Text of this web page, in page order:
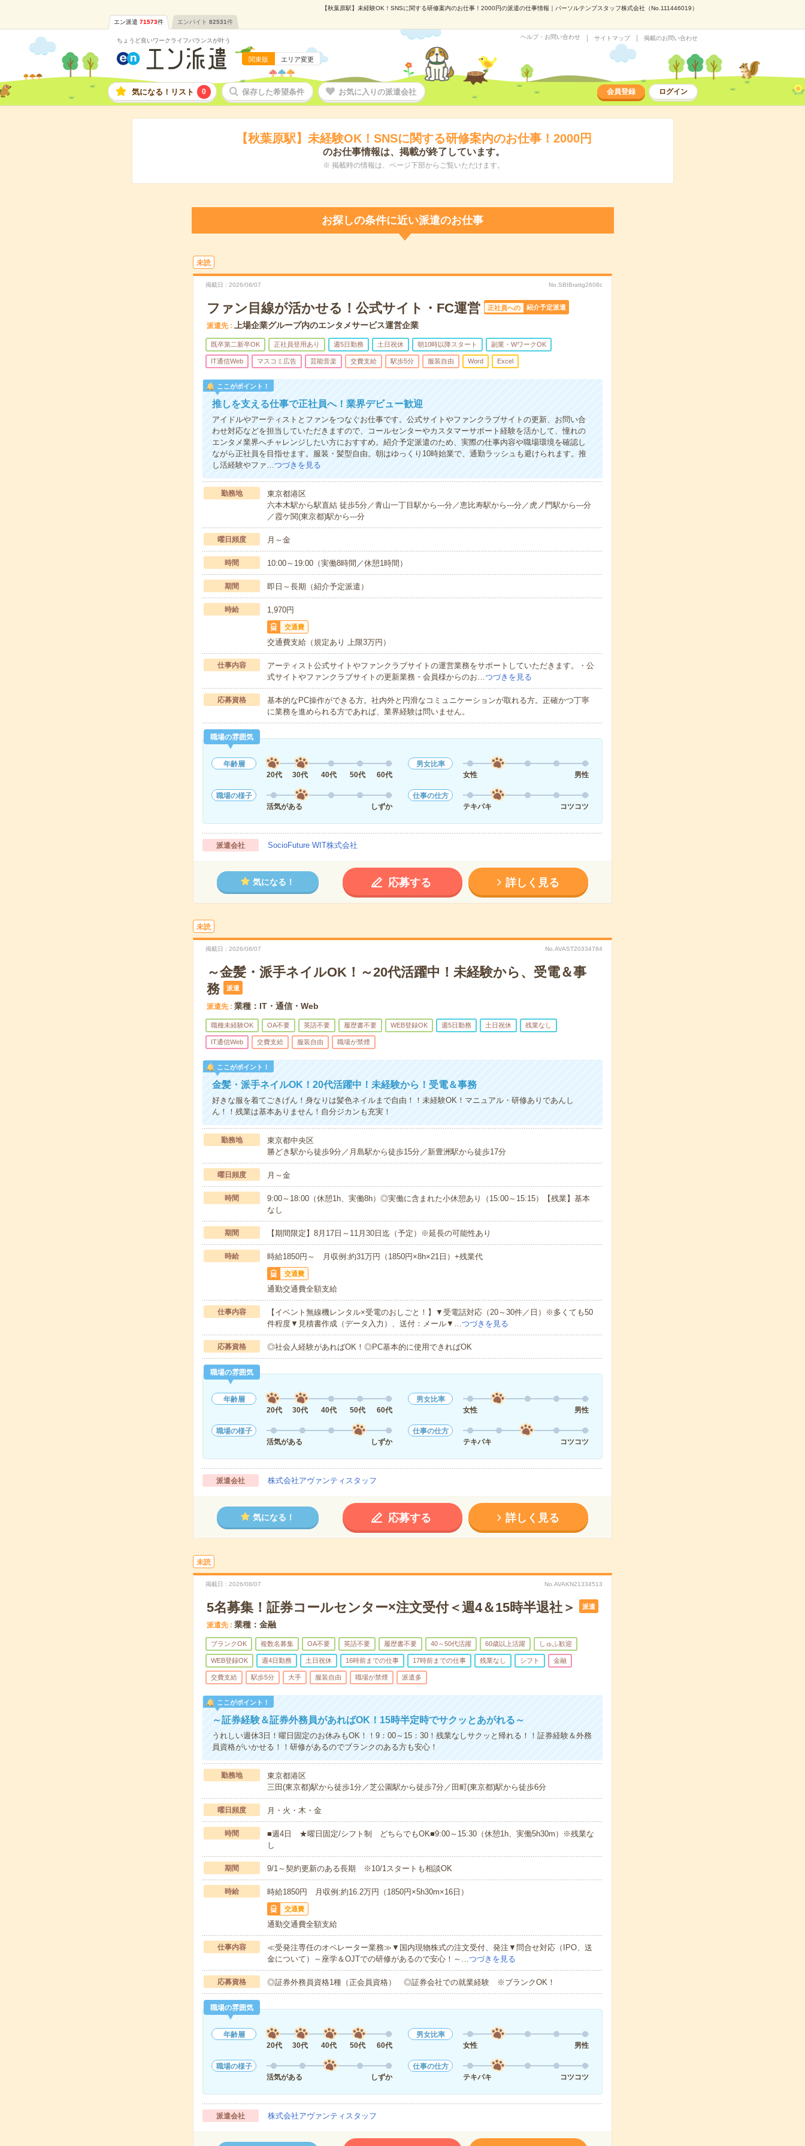
【秋葉原駅】未経験OK！SNSに関する研修案内のお仕事！2000円の派遣の仕事情報｜パーソルテンプスタッフ株式会社（No.111446019）
エン派遣 71573件 エンバイト 82531件
ちょうど良いワークライフバランスが叶う
関東版 エリア変更
ヘルプ・お問い合わせ サイトマップ 掲載のお問い合わせ
気になる！リスト 0 保存した希望条件 お気に入りの派遣会社 会員登録 ログイン
【秋葉原駅】未経験OK！SNSに関する研修案内のお仕事！2000円
のお仕事情報は、掲載が終了しています。
※ 掲載時の情報は、ページ下部からご覧いただけます。
お探しの条件に近い派遣のお仕事
未読
掲載日 2026/08/07 No.SBIBrattg2608c
ファン目線が活かせる！公式サイト・FC運営 正社員への 紹介予定派遣
派遣先 上場企業グループ内のエンタメサービス運営企業
既卒第二新卒OK 正社員登用あり 週5日勤務 土日祝休 朝10時以降スタート 副業・WワークOK
IT通信Web マスコミ広告 芸能音楽 交費支給 駅歩5分 服装自由 Word Excel
ここがポイント！
推しを支える仕事で正社員へ！業界デビュー歓迎
アイドルやアーティストとファンをつなぐお仕事です。公式サイトやファンクラブサイトの更新、お問い合
わせ対応などを担当していただきますので、コールセンターやカスタマーサポート経験を活かして、憧れの
エンタメ業界へチャレンジしたい方におすすめ。紹介予定派遣のため、実際の仕事内容や職場環境を確認し
ながら正社員を目指せます。服装・髪型自由。朝はゆっくり10時始業で、通勤ラッシュも避けられます。推
し活経験やファ…つづきを見る
勤務地
東京都港区
六本木駅から駅直結 徒歩5分／青山一丁目駅から---分／恵比寿駅から---分／虎ノ門駅から---分
／霞ケ関(東京都)駅から---分
曜日頻度 月～金
時間 10:00～19:00（実働8時間／休憩1時間）
期間 即日～長期（紹介予定派遣）
時給 1,970円
交通費
交通費支給（規定あり 上限3万円）
仕事内容
アーティスト公式サイトやファンクラブサイトの運営業務をサポートしていただきます。・公
式サイトやファンクラブサイトの更新業務・会員様からのお…つづきを見る
応募資格
基本的なPC操作ができる方。社内外と円滑なコミュニケーションが取れる方。正確かつ丁寧
に業務を進められる方であれば、業界経験は問いません。
職場の雰囲気
年齢層
20代
30代 40代 50代 60代
男女比率
女性
男性
職場の様子
活気がある
しずか
仕事の仕方
テキパキ
コツコツ
派遣会社 SocioFuture WIT株式会社
気になる！ 応募する 詳しく見る
未読
掲載日 2026/08/07 No.AVAST20334784
～金髪・派手ネイルOK！～20代活躍中！未経験から、受電＆事
務
派遣
派遣先 業種：IT・通信・Web
職種未経験OK OA不要 英語不要 履歴書不要 WEB登録OK 週5日勤務 土日祝休 残業なし
IT通信Web 交費支給 服装自由 職場が禁煙
ここがポイント！
金髪・派手ネイルOK！20代活躍中！未経験から！受電＆事務
好きな服を着てごきげん！身なりは髪色ネイルまで自由！！未経験OK！マニュアル・研修ありであんし
ん！！残業は基本ありません！自分ジカンも充実！
勤務地
東京都中央区
勝どき駅から徒歩9分／月島駅から徒歩15分／新豊洲駅から徒歩17分
曜日頻度 月～金
時間
9:00～18:00（休憩1h、実働8h）◎実働に含まれた小休憩あり（15:00～15:15）【残業】基本
なし
期間 【期間限定】8月17日～11月30日迄（予定）※延長の可能性あり
時給 時給1850円～ 月収例:約31万円（1850円×8h×21日）+残業代
交通費
通勤交通費全額支給
仕事内容
【イベント無線機レンタル×受電のおしごと！】▼受電話対応（20～30件／日）※多くても50
件程度▼見積書作成（データ入力）、送付：メール▼…つづきを見る
応募資格 ◎社会人経験があればOK！◎PC基本的に使用できればOK
職場の雰囲気
年齢層
20代
30代 40代 50代 60代
男女比率
女性
男性
職場の様子
活気がある
しずか
仕事の仕方
テキパキ
コツコツ
派遣会社 株式会社アヴァンティスタッフ
気になる！ 応募する 詳しく見る
未読
掲載日 2026/08/07 No.AVAKN21334513
5名募集！証券コールセンター×注文受付＜週4＆15時半退社＞ 派遣
派遣先 業種：金融
ブランクOK 複数名募集 OA不要 英語不要 履歴書不要 40～50代活躍 60歳以上活躍 しゅふ歓迎
WEB登録OK 週4日勤務 土日祝休 16時前までの仕事 17時前までの仕事 残業なし シフト 金融
交費支給 駅歩5分 大手 服装自由 職場が禁煙 派遣多
ここがポイント！
～証券経験＆証券外務員があればOK！15時半定時でサクッとあがれる～
うれしい週休3日！曜日固定のお休みもOK！！9：00～15：30！残業なしサクッと帰れる！！証券経験＆外務
員資格がいかせる！！研修があるのでブランクのある方も安心！
勤務地
東京都港区
三田(東京都)駅から徒歩1分／芝公園駅から徒歩7分／田町(東京都)駅から徒歩6分
曜日頻度 月・火・木・金
時間
■週4日 ★曜日固定/シフト制 どちらでもOK■9:00～15:30（休憩1h、実働5h30m）※残業な
し
期間 9/1～契約更新のある長期 ※10/1スタートも相談OK
時給 時給1850円 月収例:約16.2万円（1850円×5h30m×16日）
交通費
通勤交通費全額支給
仕事内容
≪受発注専任のオペレーター業務≫▼国内現物株式の注文受付、発注▼問合せ対応（IPO、送
金について）～座学＆OJTでの研修があるので安心！～…つづきを見る
応募資格 ◎証券外務員資格1種（正会員資格） ◎証券会社での就業経験 ※ブランクOK！
職場の雰囲気
年齢層
20代
30代 40代 50代 60代
男女比率
女性
男性
職場の様子
活気がある
しずか
仕事の仕方
テキパキ
コツコツ
派遣会社 株式会社アヴァンティスタッフ